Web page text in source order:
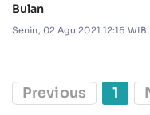
Bulan
Senin, 02 Agu 2021 12:16 WIB
Previous 1